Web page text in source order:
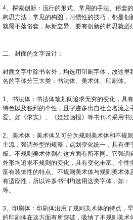
4、探索创新：流行的形式、常用的手法、俗套
构思方法，常见的构图，习惯性的技巧，都是创
就需不落俗套，标新立异。要有创新的构思就必
二、封面的文字设计：
封面文字中除书名外，均选用印刷字体，故这
名的字体分三大类：书法体、美术休、印刷体。
1、书法体：书法体笔划间追求无穷的变化，具
特色以及独到的个性，且字迹多出自社会名流
爱。如《求实》、《娃娃画报》等书刊均采用书
2、美术体：美术体又可分为规则美术体和不规
主流，强调外型的规整，点划变化统一，具有便
板。不规则美术体则在这方面有所不同。它强
外形均追求不规则的变化，具有变化丰富、个性
富有装饰性的特点。不规则美术体与规则美术
有适应性，所以许多书刊均选用这类字体，如：
等。
3、印刷体：印刷体沿用了规则美术体的特点，
的印刷体在这方面有所突破，吸纳了不规则美